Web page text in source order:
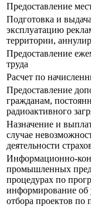
Предоставление
Подготовка и
эксплуатацию
территории,
Предоставление
труда
Расчет по
Предоставление
гражданам,
радиоактивного
Назначение и
случае
деятельности
Информационно-
промышленных
процедурах по
информирование об
отбора проектов